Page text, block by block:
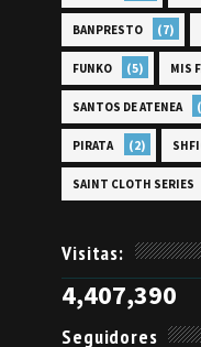
BANPRESTO (7)
FUNKO (5) MIS
SANTOS DE ATENEA
PIRATA (2)
SAINT CLOTH SERIES
Visitas:
4,407,390
Seguidores